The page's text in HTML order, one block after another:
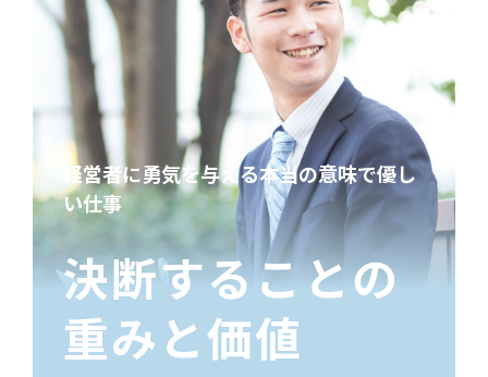
経営者に勇気を与える本当の意味で優し
い仕事
決断することの
重みと価値